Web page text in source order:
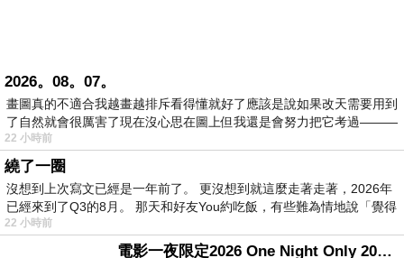
2026。08。07。
畫圖真的不適合我越畫越排斥看得懂就好了應該是說如果改天需要用到
了自然就會很厲害了現在沒心思在圖上但我還是會努力把它考過———
22 小時前
繞了一圈
沒想到上次寫文已經是一年前了。 更沒想到就這麼走著走著，2026年
已經來到了Q3的8月。 那天和好友You約吃飯，有些難為情地說「覺得
22 小時前
電影一夜限定2026 One Night Only 2026 movie